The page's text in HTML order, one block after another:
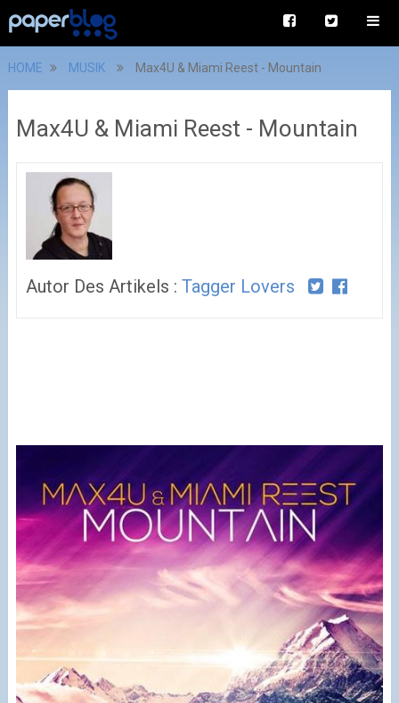
HOME MUSIK Max4U & Miami Reest - Mountain
Max4U & Miami Reest - Mountain
Autor Des Artikels : Tagger Lovers